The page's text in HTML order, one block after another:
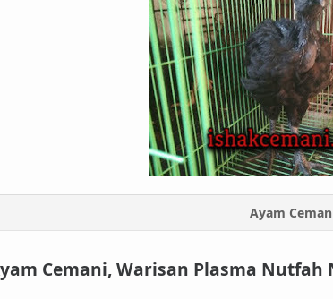
Ayam
Cemani, Warisan Plasma Nutfah